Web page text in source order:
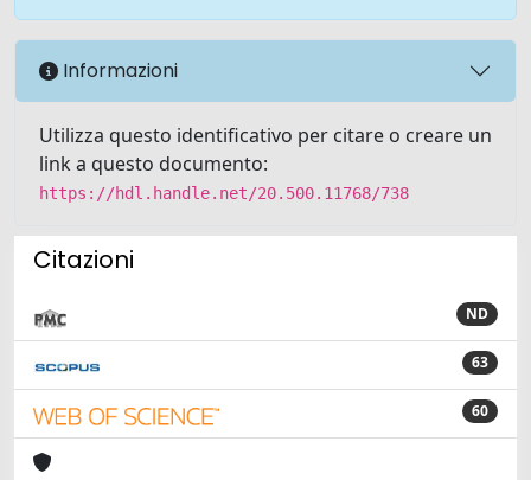
Informazioni
Utilizza questo identificativo per citare o creare un
link a questo documento:
https://hdl.handle.net/20.500.11768/738
Citazioni
ND
63
60